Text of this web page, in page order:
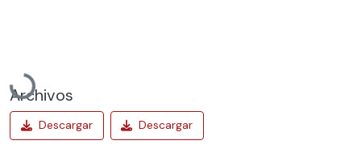
Cargando...
Archivos